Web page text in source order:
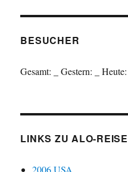
BESUCHER
Gesamt: Gestern: Heute:
LINKS ZU ALO-
2006 USA